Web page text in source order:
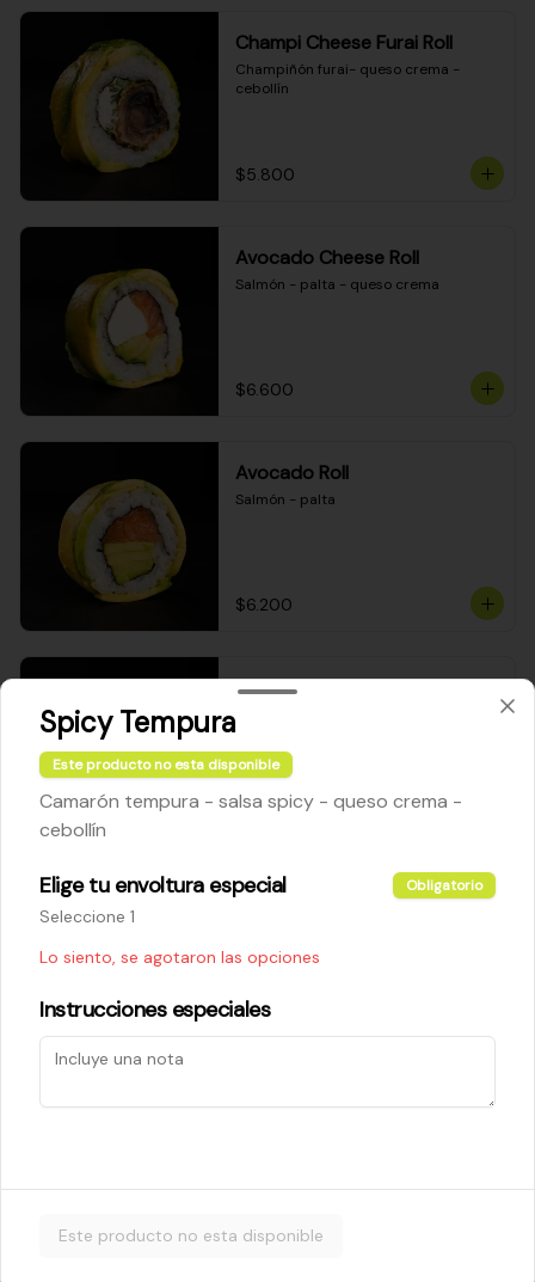
Champi Cheese Furai Roll
Champiñón furai- queso crema -
cebollín
$5.800
Avocado Cheese Roll
Salmón - palta - queso crema
$6.600
Avocado Roll
Salmón - palta
$6.200
Maki Cheese Roll
Kanikama - queso crema - palta
Cheese Roll
$5.200
$5.800
Spicy Tempura
Este producto no esta disponible
Camarón tempura - salsa spicy - queso crema -
cebollín
Elige tu envoltura especial Obligatorio
Seleccione 1
Lo siento, se agotaron las opciones
Instrucciones especiales
Este producto no esta disponible